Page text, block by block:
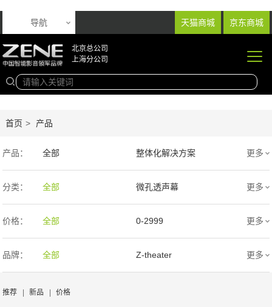
天猫商城 京东商城
导航
北京总公司
上海分公司
首页 > 产品
产品： 全部 整体化解决方案
音响产品 投影产品
专业扩声音箱 幕布产品
声学产品 智能产品
周边产品
更多
分类： 全部 微孔透声幕
编织透声幕 高清4K幕布
更多
价格： 全部 0-2999
3000-9999 1万-5万
5万-15万
更多
品牌： 全部 Z-theater
Screen Excellence
更多
推荐 | 新品 | 价格